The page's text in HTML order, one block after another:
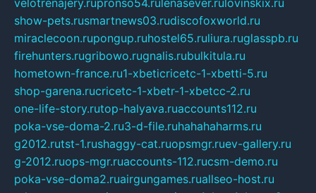
velotrenajery.rupronso54.rulenasever.rulovinskix.ru
show-pets.rusmartnews03.rudiscofoxworld.ru
miraclecoon.rupongup.ruhostel65.ruliura.ruglasspb.ru
firehunters.rugribowo.rugnalis.rubulkitula.ru
hometown-france.ru1-xbeticricetc-1-xbetti-5.ru
shop-garena.rucricetc-1-xbetr-1-xbetcc-2.ru
one-life-story.rutop-halyava.ruaccounts112.ru
poka-vse-doma-2.ru3-d-file.ruhahahaharms.ru
g2012.rutst-1.rushaggy-cat.ruopsmgr.ruev-gallery.ru
g-2012.ruops-mgr.ruaccounts-112.rucsm-demo.ru
poka-vse-doma2.ruairgungames.ruallseo-host.ru